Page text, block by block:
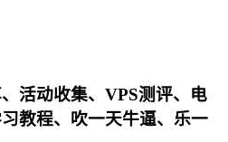
活动收集、VPS测评、电
教程、吹一天牛逼、乐一